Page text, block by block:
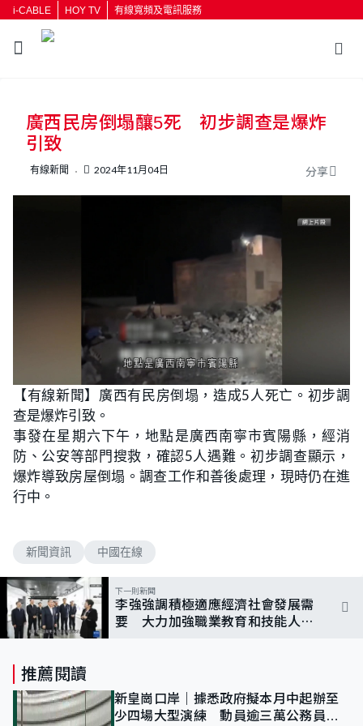
i-CABLE HOY TV 有線寬頻及電訊服務
廣西民房倒塌釀5死 初步調查是爆炸
引致
有線新聞 2024年11月04日 分享
【有線新聞】廣西有民房倒塌，造成5人死亡。初步調
查是爆炸引致。
事發在星期六下午，地點是廣西南寧市賓陽縣，經消
防、公安等部門搜救，確認5人遇難。初步調查顯示，
爆炸導致房屋倒塌。調查工作和善後處理，現時仍在進
行中。
新聞資訊 中國在線
下一則新聞
李強強調積極適應經濟社會發展需
要 大力加強職業教育和技能人才
推薦閱讀
新皇崗口岸｜據悉政府擬本月中起辦至
少四場大型演練 動員逾三萬公務員人